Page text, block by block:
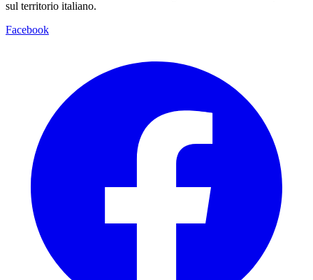
sul territorio italiano.
Facebook